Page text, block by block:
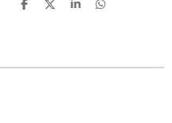
T
n
T
n
T
n
T
n